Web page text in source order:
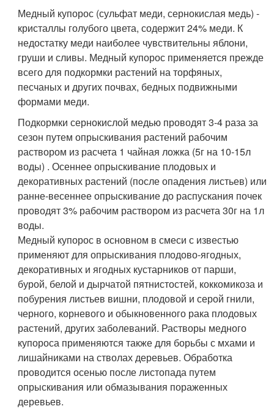
Медный купорос (сульфат меди, сернокислая медь) -
кристаллы голубого цвета, содержит 24% меди. К
недостатку меди наиболее чувствительны яблони,
груши и сливы. Медный купорос применяется прежде
всего для подкормки растений на торфяных,
песчаных и других почвах, бедных подвижными
формами меди.
Подкормки сернокислой медью проводят 3-4 раза за
сезон путем опрыскивания растений рабочим
раствором из расчета 1 чайная ложка (5г на 10-15л
воды) . Осеннее опрыскивание плодовых и
декоративных растений (после опадения листьев) или
ранне-весеннее опрыскивание до распускания почек
проводят 3% рабочим раствором из расчета 30г на 1л
воды.
Медный купорос в основном в смеси с известью
применяют для опрыскивания плодово-ягодных,
декоративных и ягодных кустарников от парши,
бурой, белой и дырчатой пятнистостей, коккомикоза и
побурения листьев вишни, плодовой и серой гнили,
черного, корневого и обыкновенного рака плодовых
растений, других заболеваний. Растворы медного
купороса применяются также для борьбы с мхами и
лишайниками на стволах деревьев. Обработка
проводится осенью после листопада путем
опрыскивания или обмазывания пораженных
деревьев.